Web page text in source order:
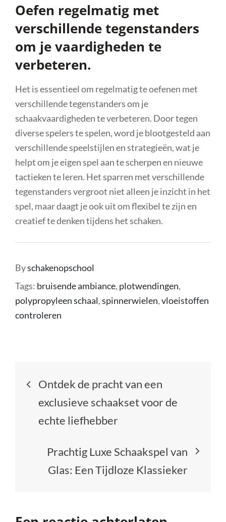
Oefen regelmatig met
verschillende tegenstanders
om je vaardigheden te
verbeteren.
Het is essentieel om regelmatig te oefenen met
verschillende tegenstanders om je
schaakvaardigheden te verbeteren. Door tegen
diverse spelers te spelen, word je blootgesteld aan
verschillende speelstijlen en strategieën, wat je
helpt om je eigen spel aan te scherpen en nieuwe
tactieken te leren. Het sparren met verschillende
tegenstanders vergroot niet alleen je inzicht in het
spel, maar daagt je ook uit om flexibel te zijn en
creatief te denken tijdens het schaken.
Byschakenopschool
Tags: bruisende ambiance, plotwendingen,
polypropyleen schaal,spinnerwielen,vloeistoffen
controleren
Berichtnavigatie
Ontdek de pracht van een
exclusieve schaakset voor de
echte liefhebber
Prachtig Luxe Schaakspel van
Glas: Een Tijdloze Klassieker